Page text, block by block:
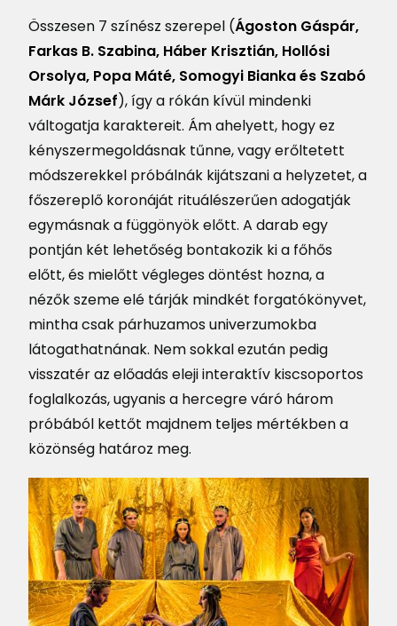
Összesen 7 színész szerepel (Ágoston Gáspár,
Farkas B. Szabina, Háber Krisztián, Hollósi
Orsolya, Popa Máté, Somogyi Bianka és Szabó
Márk József), így a rókán kívül mindenki
váltogatja karaktereit. Ám ahelyett, hogy ez
kényszermegoldásnak tűnne, vagy erőltetett
módszerekkel próbálnák kijátszani a helyzetet, a
főszereplő koronáját rituálészerűen adogatják
egymásnak a függönyök előtt. A darab egy
pontján két lehetőség bontakozik ki a főhős
előtt, és mielőtt végleges döntést hozna, a
nézők szeme elé tárják mindkét forgatókönyvet,
mintha csak párhuzamos univerzumokba
látogathatnának. Nem sokkal ezután pedig
visszatér az előadás eleji interaktív kiscsoportos
foglalkozás, ugyanis a hercegre váró három
próbából kettőt majdnem teljes mértékben a
közönség határoz meg.